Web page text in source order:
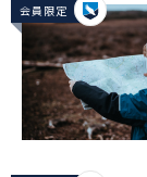
会員限定